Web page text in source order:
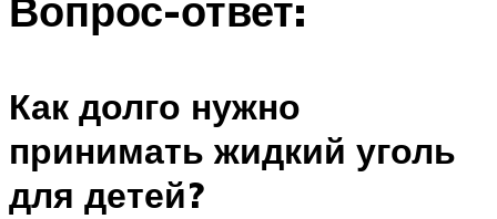
Как долго нужно
принимать жидкий уголь
для детей?